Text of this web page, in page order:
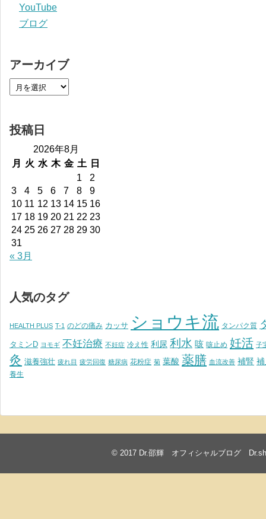
YouTube
ブログ
アーカイブ
投稿日
2026年8月
月
火 水 木 金 土
日
1
2
3
4 5 6 7 8
9
10 11 12 13 14 15 16
17 18 19 20 21 22 23
24 25 26 27 28 29 30
31
« 3月
人気のタグ
HEALTH PLUS T-1 のどの痛み カッサ ショウキ流 タンパク質
タミンD ヨモギ 不妊治療 不妊症 冷え性 利尿 利水 咳 咳止め 妊活 子
灸 滋養強壮 疲れ目 疲労回復 糖尿病 花粉症 菊 葉酸 薬膳 血流改善 補腎
養生
© 2017 Dr.邵輝 オフィシャルブログ